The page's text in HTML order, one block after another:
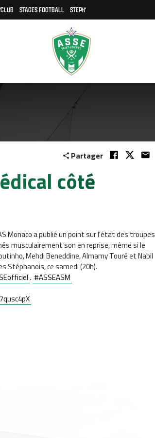
STAGES FOOTBALL STEPH'
Partager
côté
Monaco a publié un point sur l'état des troupes
musculairement son en reprise, même si le
Mehdi Beneddine, Almamy Touré et Nabil
Stéphanois, ce samedi (20h).
. #ASSEASM